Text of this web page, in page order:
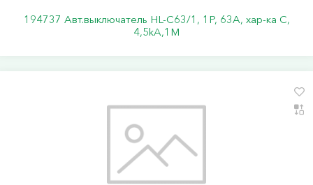
194737 Авт.выключатель HL-C63/1, 1Р, 63А, хар-ка С,
4,5kA,1M